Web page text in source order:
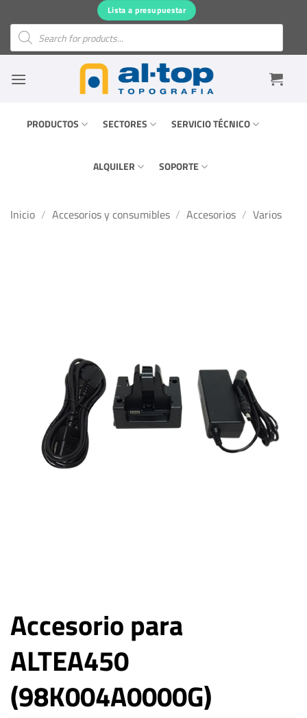
contenido
Lista a presupuestar
Búsqueda
productos
PRODUCTOS SECTORES SERVICIO TÉCNICO
ALQUILER SOPORTE
Inicio / Accesorios y consumibles / Accesorios / Varios
Accesorio para
ALTEA450
(98K004A0000G)